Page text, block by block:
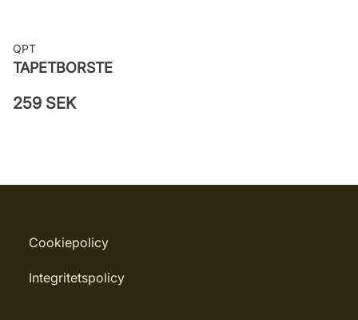
QPT
TAPETBORSTE
259 SEK
Cookiepolicy
Integritetspolicy